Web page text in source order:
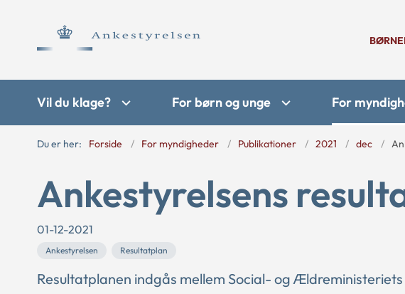
Vil du klage? For børn og unge For
Du er her: Forside For myndigheder Publikationer 2021 dec
Ankestyrelsens
01-12-2021
Ankestyrelsen Resultatplan
Resultatplanen indgås mellem Social- og